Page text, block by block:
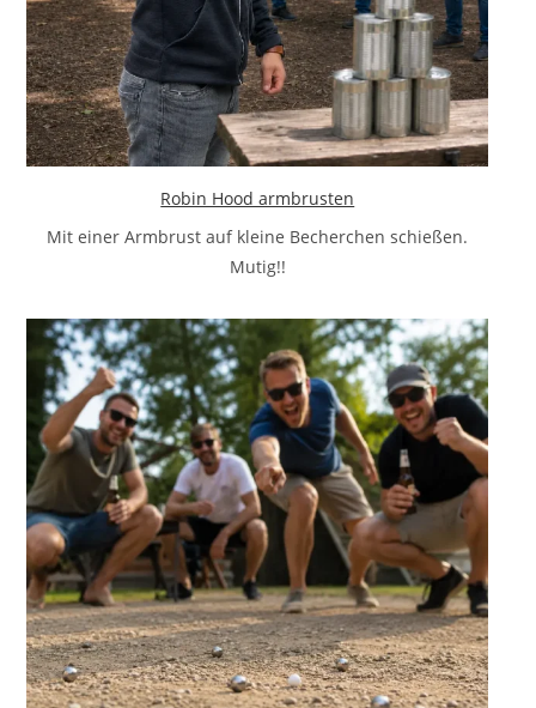
Robin Hood armbrusten
Mit einer Armbrust auf kleine Becherchen schießen.
Mutig!!